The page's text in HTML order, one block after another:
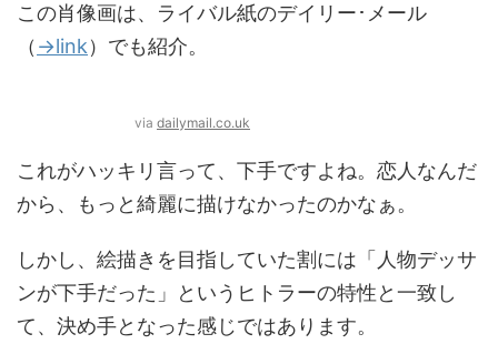
この肖像画は、ライバル紙のデイリー･メール
（ →link）でも紹介。
via dailymail.co.uk
これがハッキリ言って、下手ですよね。恋人なんだ
から、もっと綺麗に描けなかったのかなぁ。
しかし、絵描きを目指していた割には「人物デッサ
ンが下手だった」というヒトラーの特性と一致し
て、決め手となった感じではあります。